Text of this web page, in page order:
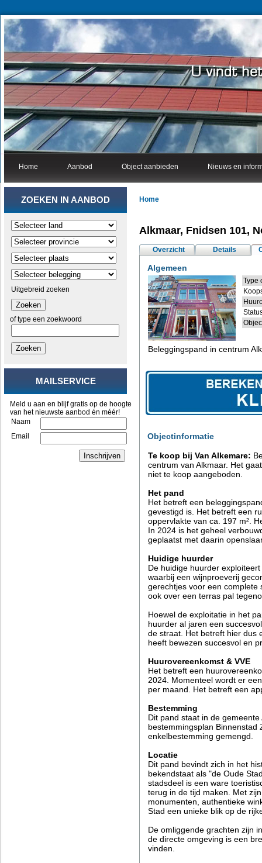
Home Aanbod Object aanbieden Nieuws en
ZOEKEN IN AANBOD
Uitgebreid zoeken
Zoeken
of type een zoekwoord
Zoeken
MAILSERVICE
Meld u aan en blijf gratis op de hoogte
van het nieuwste aanbod én méér!
Naam
Email
Inschrijven
Home
Alkmaar, Fnidsen 101,
Overzicht Details
Algemeen
Type
Beleggingspand in centrum
Objectinformatie
Te koop bij Van Alkemare:
centrum van Alkmaar. Het
niet te koop aangeboden.
Het pand
Het betreft een
gevestigd is. Het betreft een
oppervlakte van ca. 197 m².
In 2024 is het geheel
geplaatst met daarin
Huidige huurder
De huidige huurder
waarbij een wijnproeverij
gerechtjes voor een complete
ook over een terras pal
Hoewel de exploitatie in het
huurder al jaren een
de straat. Het betreft hier dus
heeft bewezen succesvol en
Huurovereenkomst & VVE
Het betreft een
2024. Momenteel wordt er
per maand. Het betreft een
Bestemming
Dit pand staat in de
bestemmingsplan
enkelbestemming gemengd.
Locatie
Dit pand bevindt zich in het
bekendstaat als "de Oude
stadsdeel is een ware
terug in de tijd maken. Met
monumenten, authentieke
Stad een unieke blik op de
De omliggende grachten zijn
de directe omgeving is een
vinden.